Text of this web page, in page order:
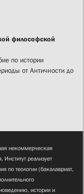
философской
по истории
от Античности до
некоммерческая
реализует
по теологии (бакалавриат,
истории и